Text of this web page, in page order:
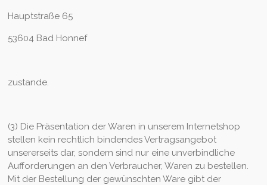
Hauptstraße 65
53604 Bad Honnef
zustande.
(3) Die Präsentation der Waren in unserem Internetshop
stellen kein rechtlich bindendes Vertragsangebot
unsererseits dar, sondern sind nur eine unverbindliche
Aufforderungen an den Verbraucher, Waren zu bestellen.
Mit der Bestellung der gewünschten Ware gibt der